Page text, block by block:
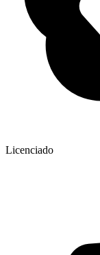
Licenciado